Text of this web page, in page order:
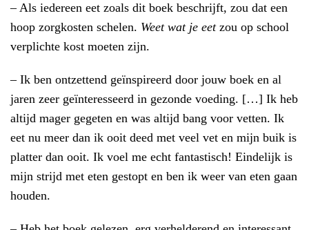
– Als iedereen eet zoals dit boek beschrijft, zou dat een
hoop zorgkosten schelen. Weet wat je eetzou op school
verplichte kost moeten zijn.
– Ik ben ontzettend geïnspireerd door jouw boek en al
jaren zeer geïnteresseerd in gezonde voeding. […] Ik heb
altijd mager gegeten en was altijd bang voor vetten. Ik
eet nu meer dan ik ooit deed met veel vet en mijn buik is
platter dan ooit. Ik voel me echt fantastisch! Eindelijk is
mijn strijd met eten gestopt en ben ik weer van eten gaan
houden.